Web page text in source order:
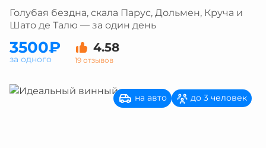
Голубая бездна, скала Парус, Дольмен, Круча и
Шато де Талю — за один день
3500₽ 4.58
19 отзывов
за одного
на авто до 3 человек